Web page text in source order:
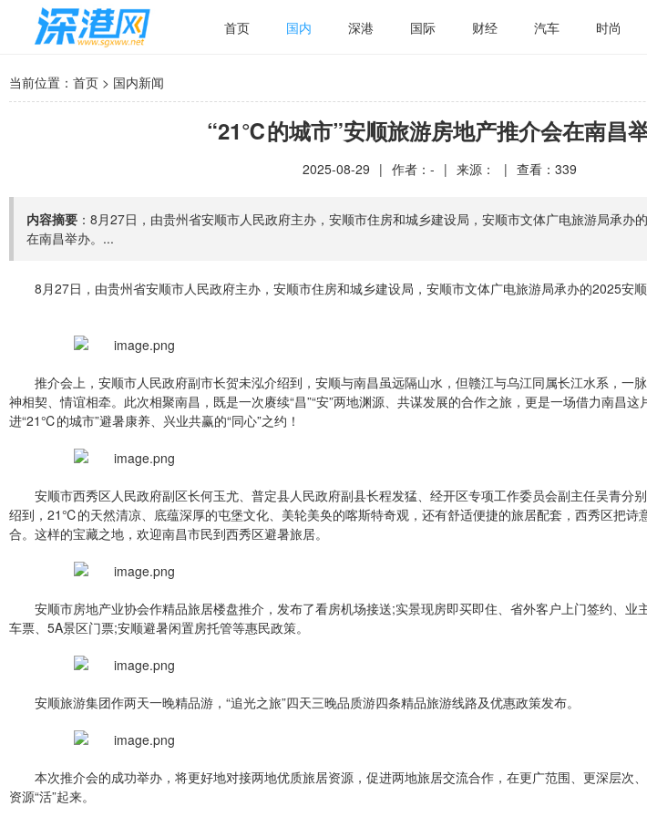
首页 国内 深港 国际 财经 汽车 时尚
当前位置： 首页 > 国内新闻
“21℃的城市”安顺旅游房地产推介会在南昌
2025-08-29 | 作者：- | 来源： | 查看： 339
内容摘要 ：8月27日，由贵州省安顺市人民政府主办，安顺市住房和城乡建设局，安顺市文体广电旅游局承办
在南昌举办。...
8月27日，由贵州省安顺市人民政府主办，安顺市住房和城乡建设局，安顺市文体广电旅游局承办的2025安
推介会上，安顺市人民政府副市长贺未泓介绍到，安顺与南昌虽远隔山水，但赣江与乌江同属长江水系，一
神相契、情谊相牵。此次相聚南昌，既是一次赓续“昌”“安”两地渊源、共谋发展的合作之旅，更是一场借力南昌
进“21℃的城市”避暑康养、兴业共赢的“同心”之约！
安顺市西秀区人民政府副区长何玉尤、普定县人民政府副县长程发猛、经开区专项工作委员会副主任吴青分
绍到，21℃的天然清凉、底蕴深厚的屯堡文化、美轮美奂的喀斯特奇观，还有舒适便捷的旅居配套，西秀区把诗
合。这样的宝藏之地，欢迎南昌市民到西秀区避暑旅居。
安顺市房地产业协会作精品旅居楼盘推介，发布了看房机场接送;实景现房即买即住、省外客户上门签约、业
车票、5A景区门票;安顺避暑闲置房托管等惠民政策。
安顺旅游集团作两天一晚精品游，“追光之旅”四天三晚品质游四条精品旅游线路及优惠政策发布。
本次推介会的成功举办，将更好地对接两地优质旅居资源，促进两地旅居交流合作，在更广范围、更深层次
资源“活”起来。​